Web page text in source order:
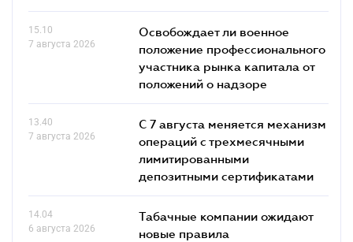
15.10
7 августа 2026
Освобождает ли военное
положение профессионального
участника рынка капитала от
положений о надзоре
13.40
7 августа 2026
С 7 августа меняется механизм
операций с трехмесячными
лимитированными
депозитными сертификатами
14.04
6 августа 2026
Табачные компании ожидают
новые правила